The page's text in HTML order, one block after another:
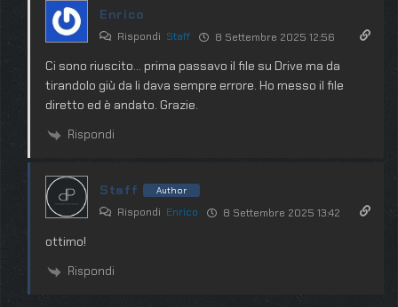
Enrico
Rispondi Staff 8 Settembre 2025 12:56
Ci sono riuscito… prima passavo il file su Drive ma da
tirandolo giù da li dava sempre errore. Ho messo il file
diretto ed è andato. Grazie.
Rispondi
Staff Author
Rispondi Enrico 8 Settembre 2025 13:42
ottimo!
Rispondi